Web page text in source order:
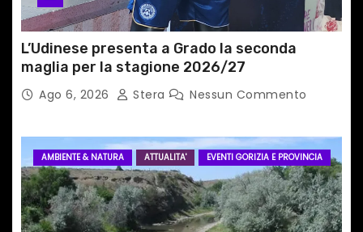
i
L’Udinese presenta a Grado la seconda
maglia per la stagione 2026/27
Ago 6, 2026 Stera Nessun Commento
AMBIENTE & NATURA ATTUALITA' EVENTI GORIZIA E PROVINCIA